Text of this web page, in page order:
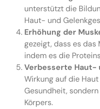
unterstützt die
Haut- und
Erhöhung der
gezeigt, dass es das
indem es die
Verbesserte Haut-
Wirkung auf die
Gesundheit,
Körpers.